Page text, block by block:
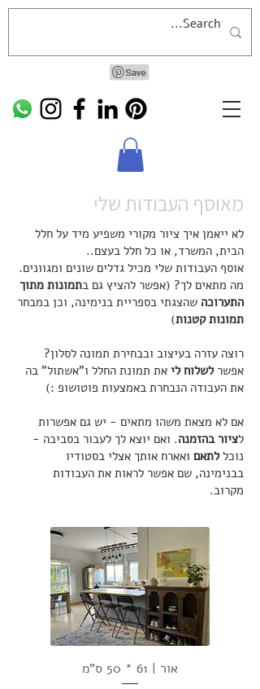
מאוסף העבודות שלי
לא ייאמן איך ציור מקורי משפיע מיד על חלל
הבית, המשרד, או כל חלל בעצם..
אוסף העבודות שלי מכיל גדלים שונים ומגוונים.
מה מתאים לך? (אפשר להציץ גם בתמונות מתוך
התערוכה שהצגתי בספריית בנימינה, וכן במבחר
תמונות קטנות)
רוצה עזרה בעיצוב ובבחירת תמונה לסלון?
אפשרלשלוח לי את תמונת החלל ו"אשתול" בה
את העבודה הנבחרת באמצעות פוטושופ :)
אם לא מצאת משהו מתאים - יש גם אפשרות
לציור בהזמנה. ואם יוצא לך לעבור בסביבה -
נוכללתאם ואארח אותך אצלי בסטודיו
בבנימינה, שם אפשר לראות את העבודות
מקרוב.
אור | 61 * 50 ס"מ